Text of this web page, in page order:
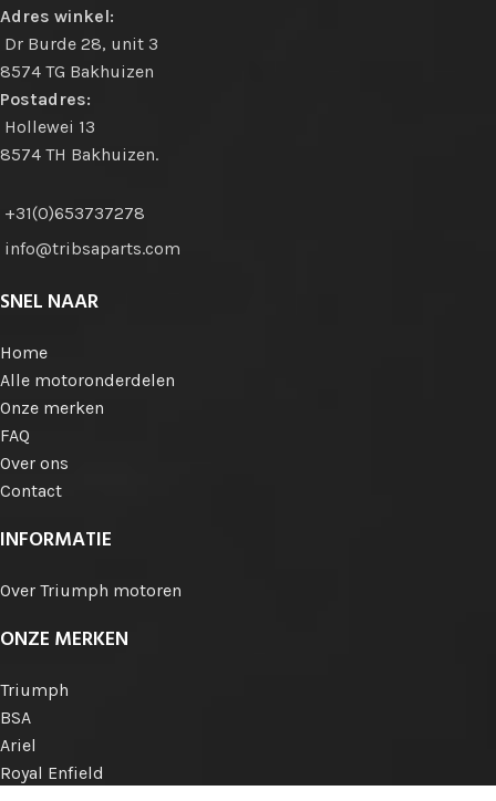
Adres winkel:
Dr Burde 28, unit 3
8574 TG Bakhuizen
Postadres:
Hollewei 13
8574 TH Bakhuizen.
+31(0)653737278
info@tribsaparts.com
SNEL NAAR
Home
Alle motoronderdelen
Onze merken
FAQ
Over ons
Contact
INFORMATIE
Over Triumph motoren
ONZE MERKEN
Triumph
BSA
Ariel
Royal Enfield